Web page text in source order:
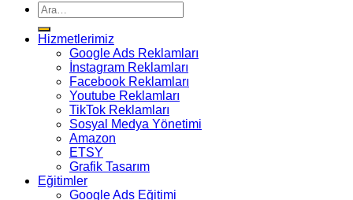
Ara:
Hizmetlerimiz
Google Ads Reklamları
İnstagram Reklamları
Facebook Reklamları
Youtube Reklamları
TikTok Reklamları
Sosyal Medya Yönetimi
Amazon
ETSY
Grafik Tasarım
Eğitimler
Google Ads Eğitimi